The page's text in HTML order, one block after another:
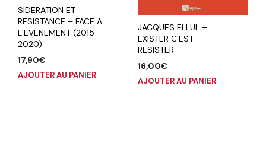
SIDERATION ET
RESISTANCE – FACE A
L’EVENEMENT (2015-
2020)
17,90€
AJOUTER AU PANIER
JACQUES ELLUL –
EXISTER C’EST
RESISTER
16,00€
AJOUTER AU PANIER